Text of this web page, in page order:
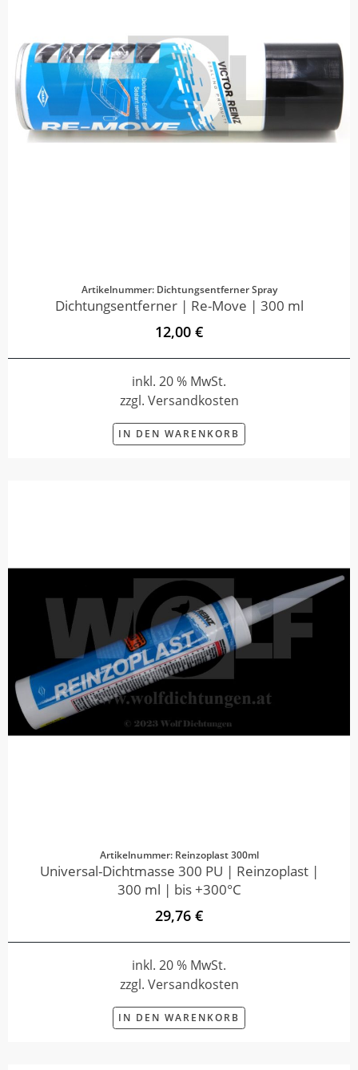
Artikelnummer: Dichtungsentferner Spray
Dichtungsentferner | Re-Move | 300 ml
12,00 €
inkl. 20 % MwSt.
zzgl. Versandkosten
IN DEN WARENKORB
Artikelnummer: Reinzoplast 300ml
Universal-Dichtmasse 300 PU | Reinzoplast |
300 ml | bis +300°C
29,76 €
inkl. 20 % MwSt.
zzgl. Versandkosten
IN DEN WARENKORB